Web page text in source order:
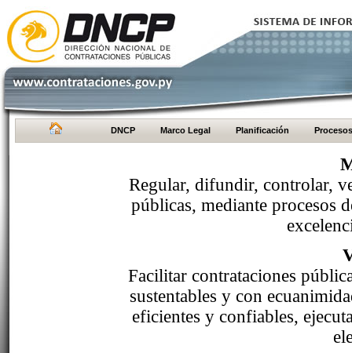
DNCP Marco Legal Planificación Procesos
Regular, difundir, controlar,
públicas, mediante procesos
Facilitar contrataciones
sustentables y con
eficientes y confiables,